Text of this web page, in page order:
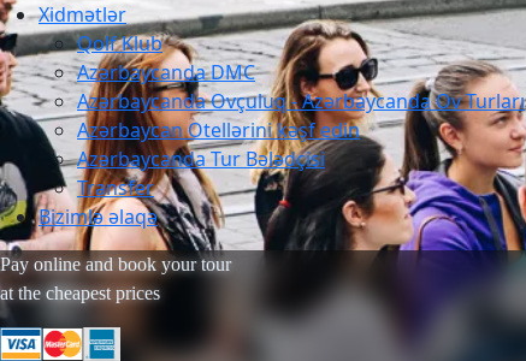
Xidmətlər
Qolf Klub
Azərbaycanda DMC
Azərbaycanda Ovçuluq - Azərbaycanda Ov Turları
Azərbaycan Otellərini kəşf edin
Azərbaycanda Tur Bələdçisi
Transfer
Bizimlə əlaqə
Pay online and book your tour
at the cheapest prices